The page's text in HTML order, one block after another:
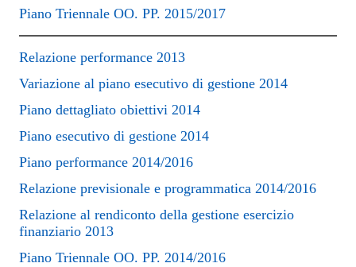
Piano Triennale OO. PP. 2015/2017
Relazione performance 2013
Variazione al piano esecutivo di gestione 2014
Piano dettagliato obiettivi 2014
Piano esecutivo di gestione 2014
Piano performance 2014/2016
Relazione previsionale e programmatica 2014/2016
Relazione al rendiconto della gestione esercizio
finanziario 2013
Piano Triennale OO. PP. 2014/2016